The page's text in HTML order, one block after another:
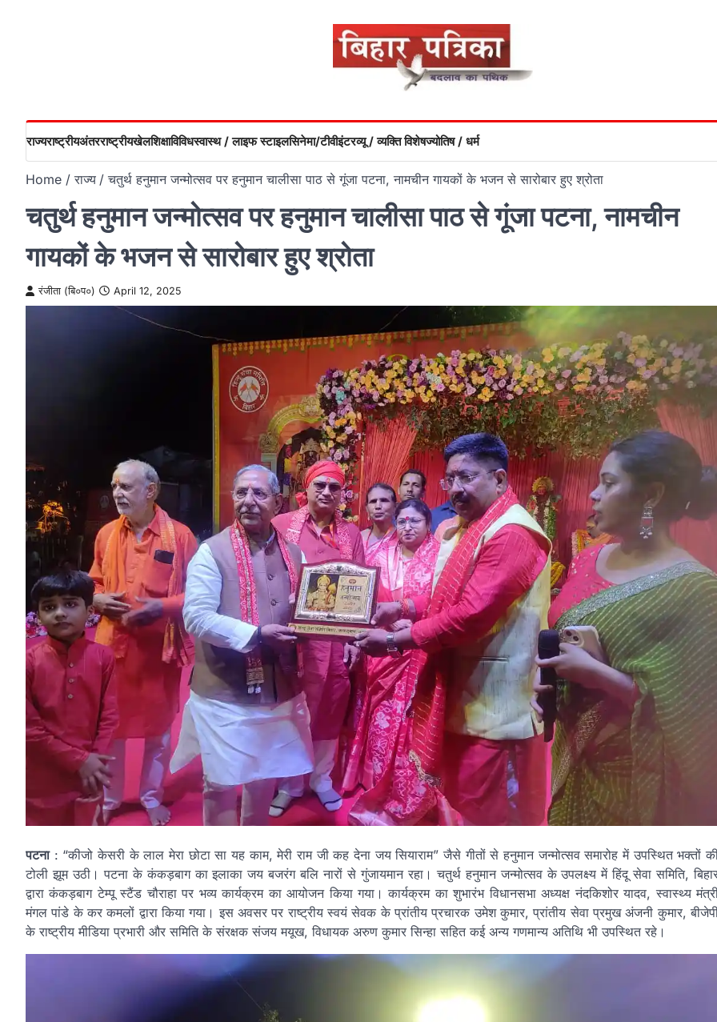
राज्यराष्ट्रीयअंतरराष्ट्रीयखेलशिक्षाविविधस्वास्थ / लाइफ स्टाइलसिनेमा/टीवीइंटरव्यू / व्यक्ति विशेषज्योतिष / धर्म
Home राज्य चतुर्थ हनुमान जन्मोत्सव पर हनुमान चालीसा पाठ से गूंजा पटना, नामचीन गायकों के भजन से सारोबार हुए श्रोता
चतुर्थ हनुमान जन्मोत्सव पर हनुमान चालीसा पाठ से गूंजा पटना, नामचीन
गायकों के भजन से सारोबार हुए श्रोता
रंजीता (बि०प०) April 12, 2025
पटना: “कीजो केसरी के लाल मेरा छोटा सा यह काम, मेरी राम जी कह देना जय सियाराम” जैसे गीतों से हनुमान जन्मोत्सव समारोह में उपस्थित भक्तों
टोली झूम उठी। पटना के कंकड़बाग का इलाका जय बजरंग बलि नारों से गुंजायमान रहा। चतुर्थ हनुमान जन्मोत्सव के उपलक्ष्य में हिंदू सेवा समिति,
द्वारा कंकड़बाग टेम्पू स्टैंड चौराहा पर भव्य कार्यक्रम का आयोजन किया गया। कार्यक्रम का शुभारंभ विधानसभा अध्यक्ष नंदकिशोर यादव, स्वास्थ्य
मंगल पांडे के कर कमलों द्वारा किया गया। इस अवसर पर राष्ट्रीय स्वयं सेवक के प्रांतीय प्रचारक उमेश कुमार, प्रांतीय सेवा प्रमुख अंजनी कुमार,
के राष्ट्रीय मीडिया प्रभारी और समिति के संरक्षक संजय मयूख, विधायक अरुण कुमार सिन्हा सहित कई अन्य गणमान्य अतिथि भी उपस्थित रहे।